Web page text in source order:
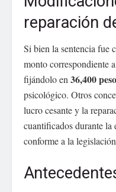
reparación
Si bien la sentencia fue
monto correspondiente
fijándolo en36,400
psicológico. Otros
lucro cesante y la
cuantificados durante la
conforme a la